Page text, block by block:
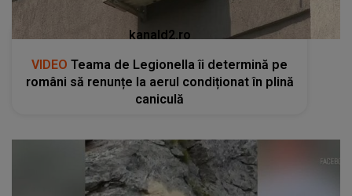
kanald2.ro
VIDEO Teama de Legionella îi determină pe
români să renunțe la aerul condiționat în plină
caniculă